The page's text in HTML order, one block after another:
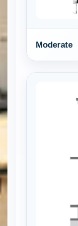
Moderate